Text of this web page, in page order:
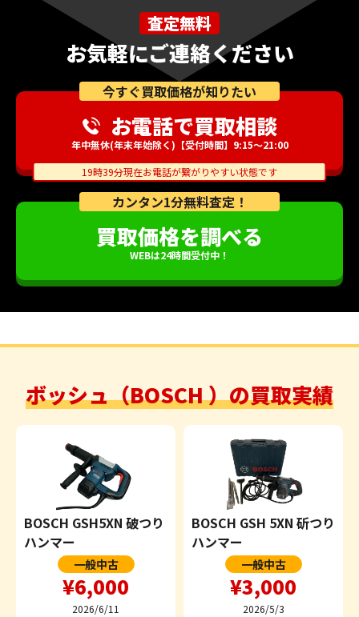
査定無料
お気軽にご連絡ください
カンタン1分無料査定！
買取価格を調べる
WEBは24時間受付中！
今すぐ買取価格が知りたい
お電話で買取相談
年中無休(年末年始除く)【受付時間】9:15～21:00
19時39分現在お電話が繋がりやすい状態です
ボッシュ（BOSCH ）の買取実績
BOSCH GSH5XN 破つり
ハンマー
一般中古
¥6,000
2026/6/11
BOSCH GSH 5XN 斫つり
ハンマー
一般中古
¥3,000
2026/5/3